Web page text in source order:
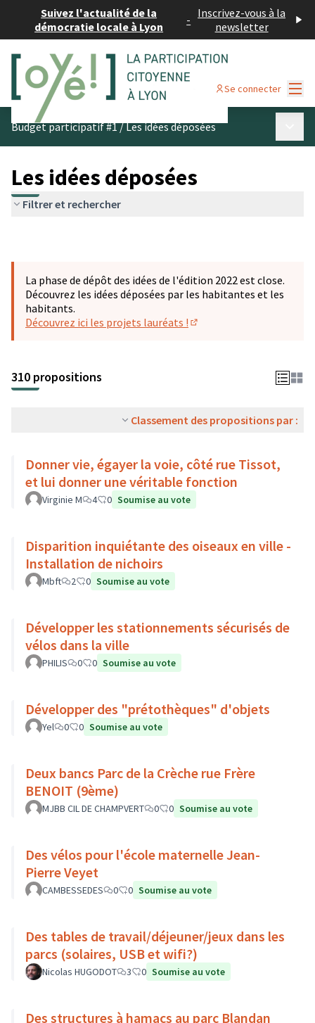
Suivez l'actualité de la
démocratie locale à Lyon
- Inscrivez-vous à la
newsletter
Se connecter
Budget participatif #1/Les idées déposées
Les idées déposées
Filtrer et rechercher
La phase de dépôt des idées de l'édition 2022 est close.
Découvrez les idées déposées par les habitantes et les
habitants.
Découvrez ici les projets lauréats !
310 propositions
Classement des propositions par :
Donner vie, égayer la voie, côté rue Tissot,
et lui donner une véritable fonction
Virginie M 4 0 Soumise au vote
Disparition inquiétante des oiseaux en ville -
Installation de nichoirs
Mbft 2 0 Soumise au vote
Développer les stationnements sécurisés de
vélos dans la ville
PHILIS 0 0 Soumise au vote
Développer des "prétothèques" d'objets
Yel 0 0 Soumise au vote
Deux bancs Parc de la Crèche rue Frère
BENOIT (9ème)
MJBB CIL DE CHAMPVERT 0 0 Soumise au vote
Des vélos pour l'école maternelle Jean-
Pierre Veyet
CAMBESSEDES 0 0 Soumise au vote
Des tables de travail/déjeuner/jeux dans les
parcs (solaires, USB et wifi?)
Nicolas HUGODOT 3 0 Soumise au vote
Des structures à hamacs au parc Blandan